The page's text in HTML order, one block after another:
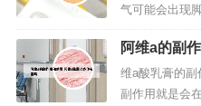
肤干燥和出现
下，空气中的
气可能会出现
擦刺激、过度
体内缺乏维生
脚气和出脚汗
了维生素C等
阿维a的副
害吗
维a酸乳膏的
副作用就是会